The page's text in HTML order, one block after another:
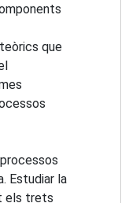
que
Estudiar la
els trets